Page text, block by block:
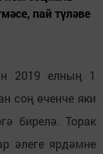
пай түләве
2019 елның 1
соң өченче яки
бирелә. Торак
әлеге ярдәмне